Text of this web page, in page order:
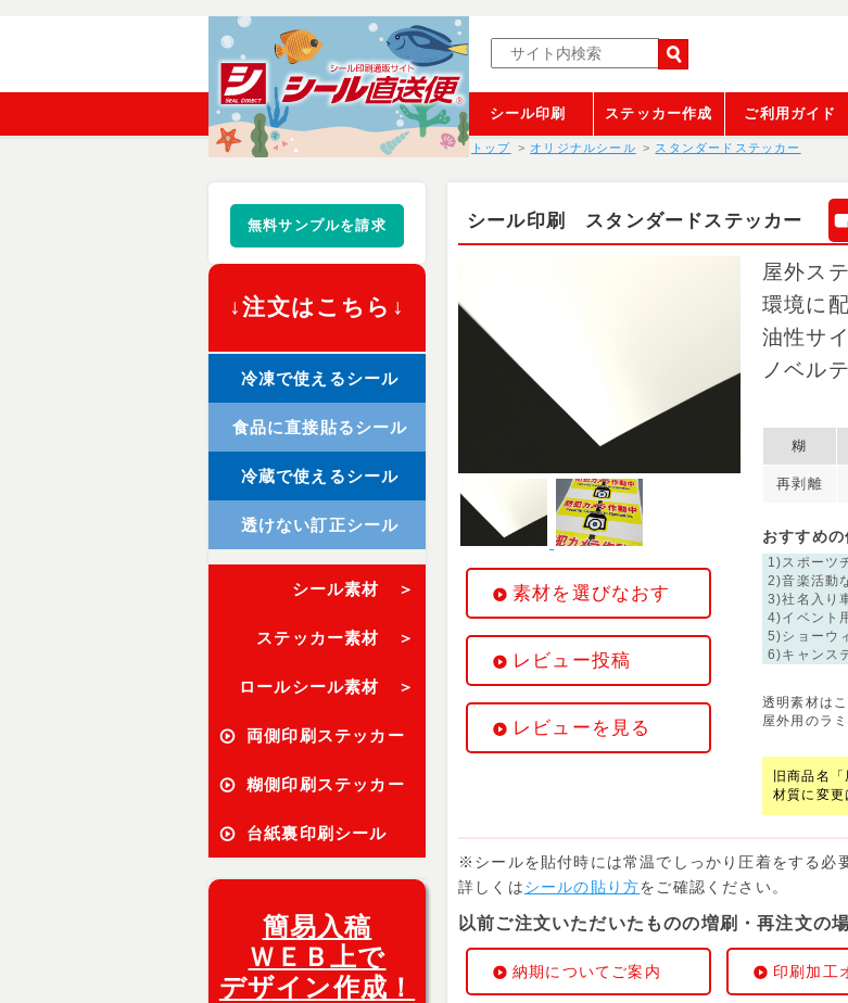
シール印刷 ステッカー作成 ご利用ガイド
トップ オリジナルシール スタンダードステッカー
無料サンプルを請求
↓注文はこちら↓
冷凍で使えるシール
食品に直接貼るシール
冷蔵で使えるシール
透けない訂正シール
シール素材 ＞
ステッカー素材 ＞
ロールシール素材 ＞
両側印刷ステッカー
糊側印刷ステッカー
台紙裏印刷シール
簡易入稿
ＷＥＢ上で
デザイン作成！
シール印刷 スタンダードステッカー
素材を選びなおす
レビュー投稿
レビューを見る
屋外ス
環境に
油性サ
ノベル
糊
再剥離
おすすめの
1)スポーツ
2)音楽活動
3)社名入り
4)イベント
5)ショーウ
6)キャンス
透明素材はこ
屋外用のラ
旧商品名
材質に変更
※シールを貼付時には常温でしっかり圧着をする必
詳しくはシールの貼り方をご確認ください。
以前ご注文いただいたものの増刷・再注文の
納期についてご案内 印刷加工